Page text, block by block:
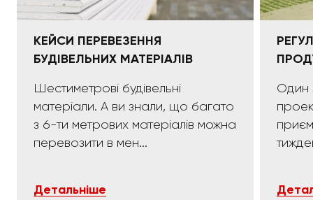
КЕЙСИ ПЕРЕВЕЗЕННЯ
БУДІВЕЛЬНИХ МАТЕРІАЛІВ
Шестиметрові будівельні
матеріали. А ви знали, що багато
з 6-ти метрових матеріалів можна
перевозити в мен...
Детальніше
Один
приємних:)).